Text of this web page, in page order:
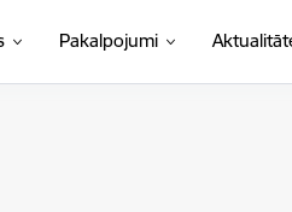
Pakalpojumi